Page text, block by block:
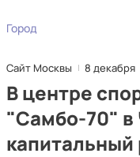
Город
Сайт Москвы 8 декабря
В центре
"Самбо-70" в